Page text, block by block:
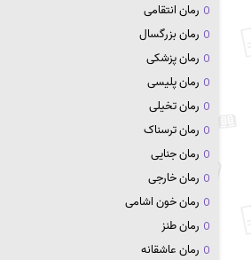
رمان انتقامی
رمان بزرگسال
رمان پزشکی
رمان پلیسی
رمان تخیلی
رمان ترسناک
رمان جنایی
رمان خارجی
رمان خون اشامی
رمان طنز
رمان عاشقانه